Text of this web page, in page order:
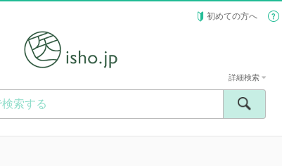
初めての方へ
詳細検索